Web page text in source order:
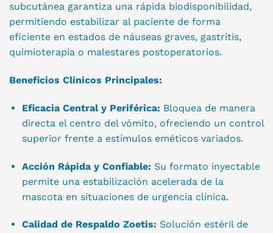
subcutánea garantiza una rápida biodisponibilidad,
permitiendo estabilizar al paciente de forma
eficiente en estados de náuseas graves, gastritis,
quimioterapia o malestares postoperatorios.
Beneficios Clínicos Principales:
Eficacia Central y Periférica: Bloquea de manera
directa el centro del vómito, ofreciendo un control
superior frente a estímulos eméticos variados.
Acción Rápida y Confiable: Su formato inyectable
permite una estabilización acelerada de la
mascota en situaciones de urgencia clínica.
Calidad de Respaldo Zoetis: Solución estéril de